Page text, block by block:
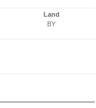
Land
BY